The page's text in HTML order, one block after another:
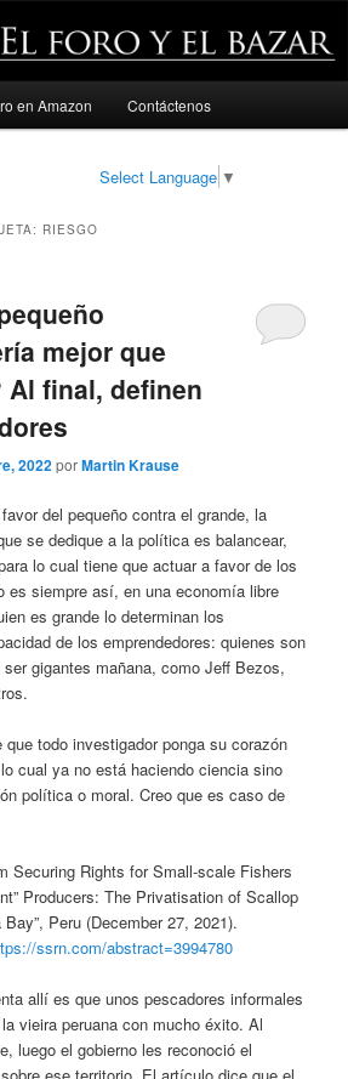
en Amazon Contáctenos
Select Language ▼
RIESGO
mejor que
Al final, definen
2022porMartin Krause
del pequeño contra el grande, la
se dedique a la política es balancear,
lo cual tiene que actuar a favor de los
es siempre así, en una economía libre
es grande lo determinan los
de los emprendedores: quienes son
gigantes mañana, como Jeff Bezos,
que todo investigador ponga su corazón
cual ya no está haciendo ciencia sino
política o moral. Creo que es caso de
Securing Rights for Small-scale Fishers
Producers: The Privatisation of Scallop
Peru (December 27, 2021).
ssrn.com/abstract=3994780
allí es que unos pescadores informales
vieira peruana con mucho éxito. Al
luego el gobierno les reconoció el